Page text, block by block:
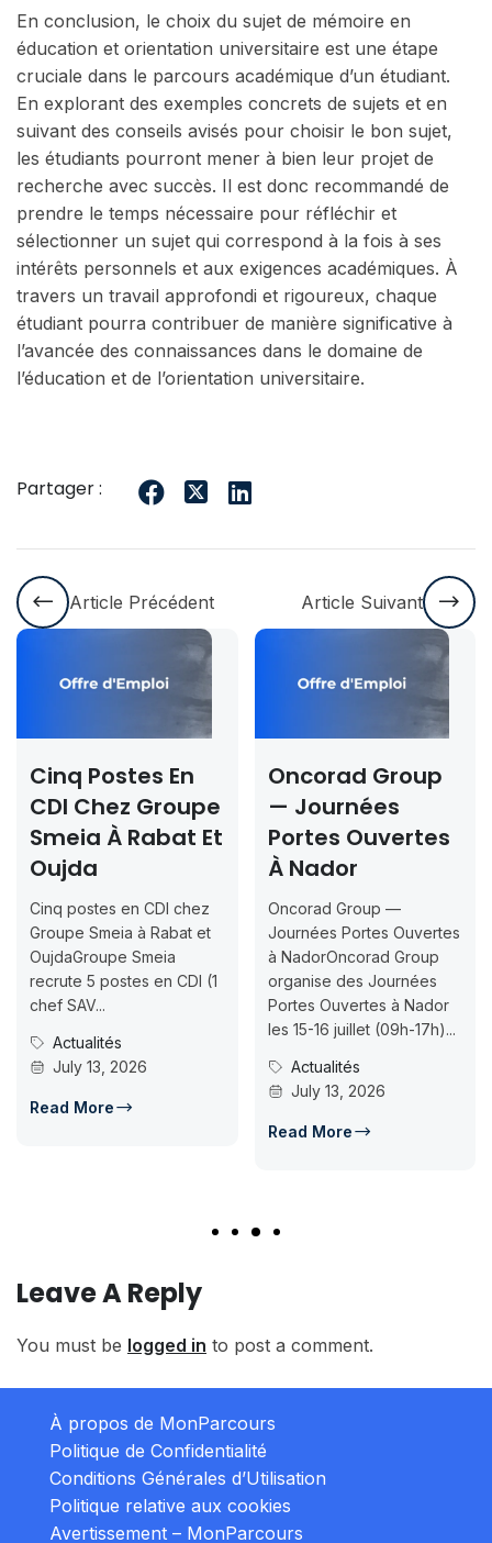
En conclusion, le choix du sujet de mémoire en
éducation et orientation universitaire est une étape
cruciale dans le parcours académique d’un étudiant.
En explorant des exemples concrets de sujets et en
suivant des conseils avisés pour choisir le bon sujet,
les étudiants pourront mener à bien leur projet de
recherche avec succès. Il est donc recommandé de
prendre le temps nécessaire pour réfléchir et
sélectionner un sujet qui correspond à la fois à ses
intérêts personnels et aux exigences académiques. À
travers un travail approfondi et rigoureux, chaque
étudiant pourra contribuer de manière significative à
l’avancée des connaissances dans le domaine de
l’éducation et de l’orientation universitaire.
Partager :
Article Précédent Article Suivant
En
Groupe
À Rabat Et
en CDI chez
Smeia à Rabat et
Smeia
5 postes en CDI (1
13, 2026
Oncorad Group
— Journées
Portes Ouvertes
À Nador
Oncorad Group —
Journées Portes Ouvertes
à NadorOncorad Group
organise des Journées
Portes Ouvertes à Nador
les 15-16 juillet (09h-17h)...
Actualités
July 13, 2026
Read More
07-18
07-
Leave A Reply
You must be logged in to post a comment.
À propos de MonParcours
Politique de Confidentialité
Conditions Générales d’Utilisation
Politique relative aux cookies
Avertissement – MonParcours